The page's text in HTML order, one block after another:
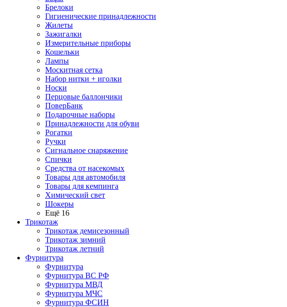
Брелоки
Гигиенические принадлежности
Жилеты
Зажигалки
Измерительные приборы
Кошельки
Лампы
Москитная сетка
Набор нитки + иголки
Носки
Перцовые баллончики
ПоверБанк
Подарочные наборы
Принадлежности для обуви
Рогатки
Ручки
Сигнальное снаряжение
Спички
Средства от насекомых
Товары для автомобиля
Товары для кемпинга
Химический свет
Шокеры
Ещё 16
Трикотаж
Трикотаж демисезонный
Трикотаж зимний
Трикотаж летний
Фурнитура
Фурнитура
Фурнитура ВС РФ
Фурнитура МВД
Фурнитура МЧС
Фурнитура ФСИН